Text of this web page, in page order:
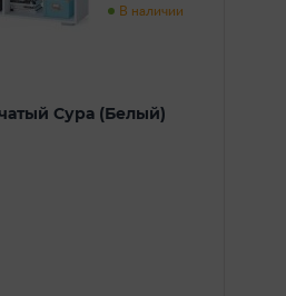
В наличии
Сура (Белый)